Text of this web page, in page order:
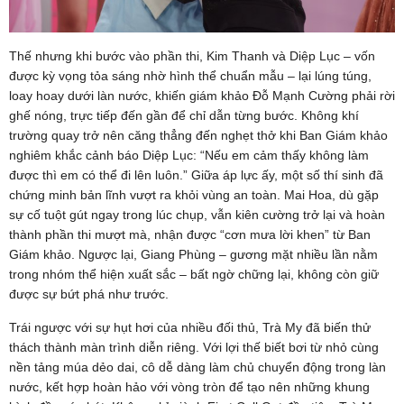
Thế nhưng khi bước vào phần thi, Kim Thanh và Diệp Lục – vốn
được kỳ vọng tỏa sáng nhờ hình thể chuẩn mẫu – lại lúng túng,
loay hoay dưới làn nước, khiến giám khảo Đỗ Mạnh Cường phải rời
ghế nóng, trực tiếp đến gần để chỉ dẫn từng bước. Không khí
trường quay trở nên căng thẳng đến nghẹt thở khi Ban Giám khảo
nghiêm khắc cảnh báo Diệp Lục: “Nếu em cảm thấy không làm
được thì em có thể đi lên luôn.” Giữa áp lực ấy, một số thí sinh đã
chứng minh bản lĩnh vượt ra khỏi vùng an toàn. Mai Hoa, dù gặp
sự cố tuột gút ngay trong lúc chụp, vẫn kiên cường trở lại và hoàn
thành phần thi mượt mà, nhận được “cơn mưa lời khen” từ Ban
Giám khảo. Ngược lại, Giang Phùng – gương mặt nhiều lần nằm
trong nhóm thể hiện xuất sắc – bất ngờ chững lại, không còn giữ
được sự bứt phá như trước.
Trái ngược với sự hụt hơi của nhiều đối thủ, Trà My đã biến thử
thách thành màn trình diễn riêng. Với lợi thế biết bơi từ nhỏ cùng
nền tảng múa dẻo dai, cô dễ dàng làm chủ chuyển động trong làn
nước, kết hợp hoàn hảo với vòng tròn để tạo nên những khung